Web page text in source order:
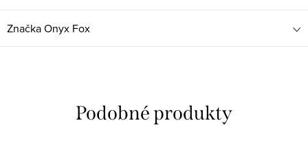
ZnačkaOnyx Fox